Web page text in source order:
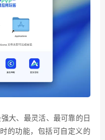
大、最灵活、最可靠的日
的功能，包括可自定义的